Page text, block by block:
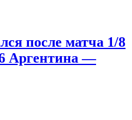
после матча 1/8
Аргентина —